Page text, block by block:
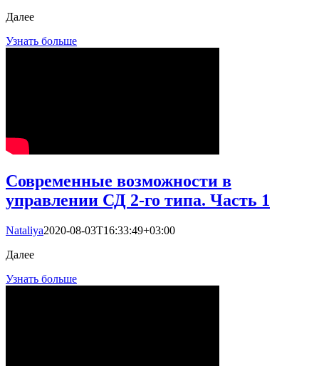
Далее
Узнать больше
Современные возможности в
управлении СД 2-го типа. Часть 1
Nataliya2020-08-03T16:33:49+03:00
Далее
Узнать больше